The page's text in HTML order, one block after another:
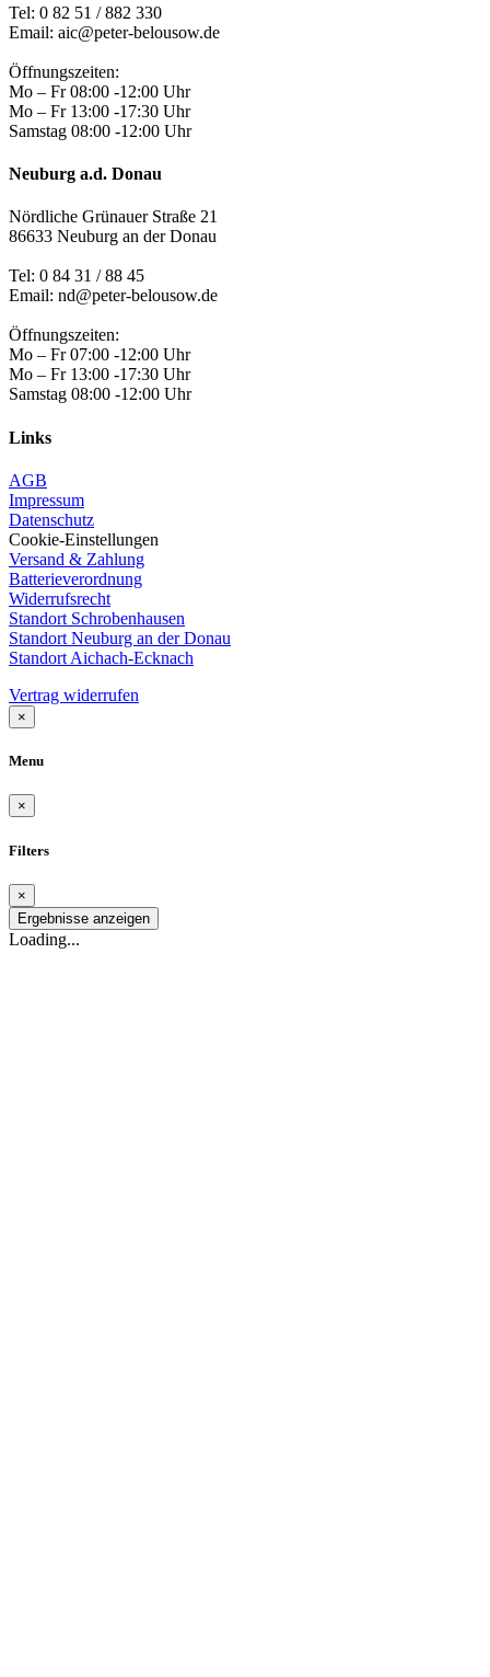
Tel: 0 82 51 / 882 330
Email: aic@peter-belousow.de
Öffnungszeiten:
Mo – Fr 08:00 -12:00 Uhr
Mo – Fr 13:00 -17:30 Uhr
Samstag 08:00 -12:00 Uhr
Neuburg a.d. Donau
Nördliche Grünauer Straße 21
86633 Neuburg an der Donau
Tel: 0 84 31 / 88 45
Email: nd@peter-belousow.de
Öffnungszeiten:
Mo – Fr 07:00 -12:00 Uhr
Mo – Fr 13:00 -17:30 Uhr
Samstag 08:00 -12:00 Uhr
Links
AGB
Impressum
Datenschutz
Cookie-Einstellungen
Versand & Zahlung
Batterieverordnung
Widerrufsrecht
Standort Schrobenhausen
Standort Neuburg an der Donau
Standort Aichach-Ecknach
Vertrag widerrufen
×
Menu
×
Filters
×
Ergebnisse anzeigen
Loading...